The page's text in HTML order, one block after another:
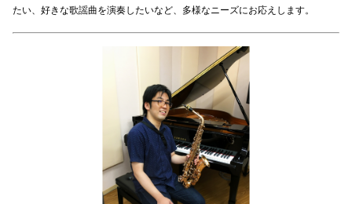
たい、好きな歌謡曲を演奏したいなど、多様なニーズにお応えします。